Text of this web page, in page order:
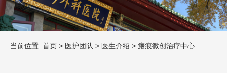
当前位置: 首页 > 医护团队 > 医生介绍 > 瘢痕微创治疗中心